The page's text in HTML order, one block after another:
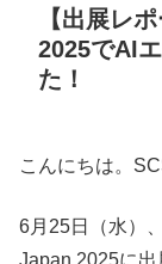
【出展レ
2025でAI
た！
こんにちは。
6月25日（水）
Japan 2025に出